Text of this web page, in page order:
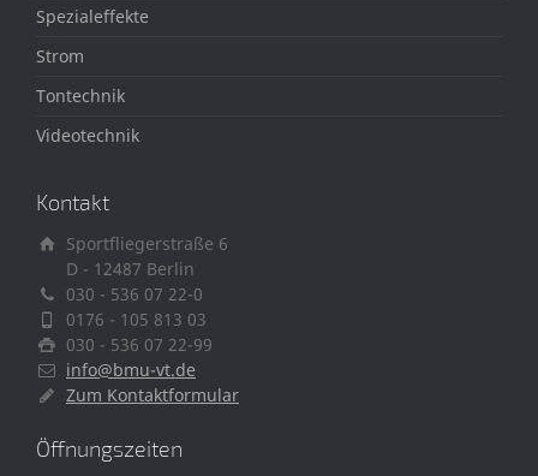
Spezialeffekte
Strom
Tontechnik
Videotechnik
Kontakt
Sportfliegerstraße 6
D - 12487 Berlin
030 - 536 07 22-0
0176 - 105 813 03
030 - 536 07 22-99
info@bmu-vt.de
Zum Kontaktformular
Öffnungszeiten